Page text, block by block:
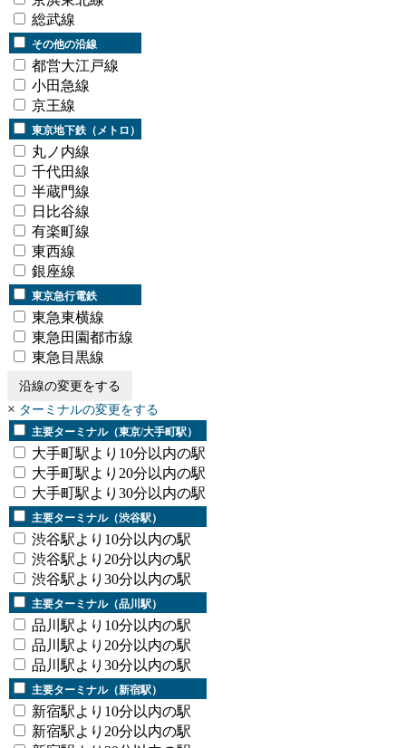
総武線
その他の沿線
都営大江戸線
小田急線
京王線
東京地下鉄（メトロ）
丸ノ内線
千代田線
半蔵門線
日比谷線
有楽町線
東西線
銀座線
東京急行電鉄
東急東横線
東急田園都市線
東急目黒線
沿線の変更をする
× ターミナルの変更をする
主要ターミナル（東京/大手町駅）
大手町駅より10分以内の駅
大手町駅より20分以内の駅
大手町駅より30分以内の駅
主要ターミナル（渋谷駅）
渋谷駅より10分以内の駅
渋谷駅より20分以内の駅
渋谷駅より30分以内の駅
主要ターミナル（品川駅）
品川駅より10分以内の駅
品川駅より20分以内の駅
品川駅より30分以内の駅
主要ターミナル（新宿駅）
新宿駅より10分以内の駅
新宿駅より20分以内の駅